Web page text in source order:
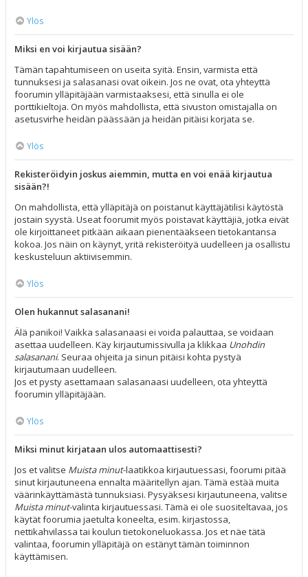
Ylös
Miksi en voi kirjautua sisään?
Tämän tapahtumiseen on useita syitä. Ensin, varmista että
tunnuksesi ja salasanasi ovat oikein. Jos ne ovat, ota yhteyttä
foorumin ylläpitäjään varmistaaksesi, että sinulla ei ole
porttikieltoja. On myös mahdollista, että sivuston omistajalla on
asetusvirhe heidän päässään ja heidän pitäisi korjata se.
Ylös
Rekisteröidyin joskus aiemmin, mutta en voi enää kirjautua
sisään?!
On mahdollista, että ylläpitäjä on poistanut käyttäjätilisi käytöstä
jostain syystä. Useat foorumit myös poistavat käyttäjiä, jotka eivät
ole kirjoittaneet pitkään aikaan pienentääkseen tietokantansa
kokoa. Jos näin on käynyt, yritä rekisteröityä uudelleen ja osallistu
keskusteluun aktiivisemmin.
Ylös
Olen hukannut salasanani!
Älä panikoi! Vaikka salasanaasi ei voida palauttaa, se voidaan
asettaa uudelleen. Käy kirjautumissivulla ja klikkaa Unohdin
salasanani. Seuraa ohjeita ja sinun pitäisi kohta pystyä
kirjautumaan uudelleen.
Jos et pysty asettamaan salasanaasi uudelleen, ota yhteyttä
foorumin ylläpitäjään.
Ylös
Miksi minut kirjataan ulos automaattisesti?
Jos et valitse Muista minut-laatikkoa kirjautuessasi, foorumi pitää
sinut kirjautuneena ennalta määritellyn ajan. Tämä estää muita
väärinkäyttämästä tunnuksiasi. Pysyäksesi kirjautuneena, valitse
Muista minut-valinta kirjautuessasi. Tämä ei ole suositeltavaa, jos
käytät foorumia jaetulta koneelta, esim. kirjastossa,
nettikahvilassa tai koulun tietokoneluokassa. Jos et näe tätä
valintaa, foorumin ylläpitäjä on estänyt tämän toiminnon
käyttämisen.